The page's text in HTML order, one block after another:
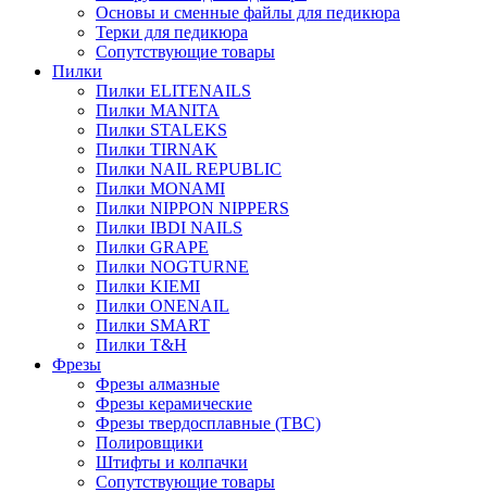
Основы и сменные файлы для педикюра
Терки для педикюра
Сопутствующие товары
Пилки
Пилки ELITENAILS
Пилки MANITA
Пилки STALEKS
Пилки TIRNAK
Пилки NAIL REPUBLIC
Пилки MONAMI
Пилки NIPPON NIPPERS
Пилки IBDI NAILS
Пилки GRAPE
Пилки NOGTURNE
Пилки KIEMI
Пилки ONENAIL
Пилки SMART
Пилки T&H
Фрезы
Фрезы алмазные
Фрезы керамические
Фрезы твердосплавные (ТВС)
Полировщики
Штифты и колпачки
Сопутствующие товары